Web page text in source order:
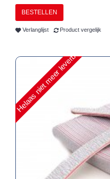
BESTELLEN
Verlanglijst Product vergelijk
Helaas niet meer leverbaar